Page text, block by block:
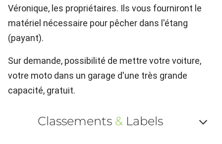
Véronique, les propriétaires. Ils vous fourniront le
matériel nécessaire pour pêcher dans l'étang
(payant).
Sur demande, possibilité de mettre votre voiture,
votre moto dans un garage d'une très grande
capacité, gratuit.
Classements &Labels